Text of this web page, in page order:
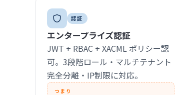
認証
エンタープライズ認証
JWT + RBAC + XACML ポリシー認
可。3段階ロール・マルチテナント
完全分離・IP制限に対応。
つまり